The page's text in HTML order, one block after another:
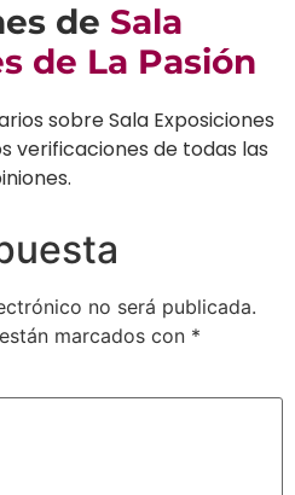
de Sala
de La Pasión
sobre Sala Exposiciones
verificaciones de todas las
no será publicada.
marcados con *